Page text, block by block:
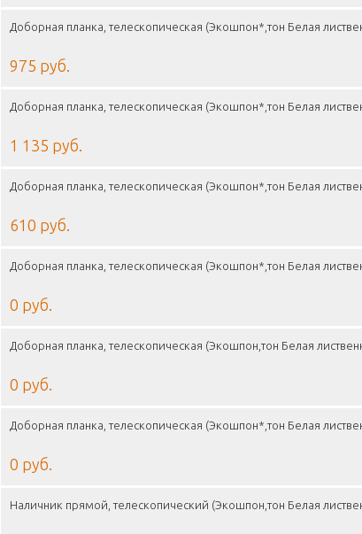
Доборная планка, телескопическая (Экошпон*,тон Белая
975 руб.
Доборная планка, телескопическая (Экошпон*,тон Белая
1 135 руб.
Доборная планка, телескопическая (Экошпон*,тон Белая
610 руб.
Доборная планка, телескопическая (Экошпон*,тон Белая
0 руб.
Доборная планка, телескопическая (Экошпон,тон Белая
0 руб.
Доборная планка, телескопическая (Экошпон*,тон Белая
0 руб.
Наличник прямой, телескопический (Экошпон,тон Белая